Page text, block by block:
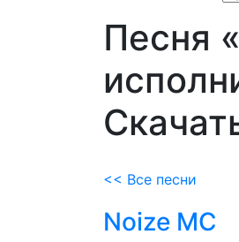
Песня
<< Все песни
Noize MC